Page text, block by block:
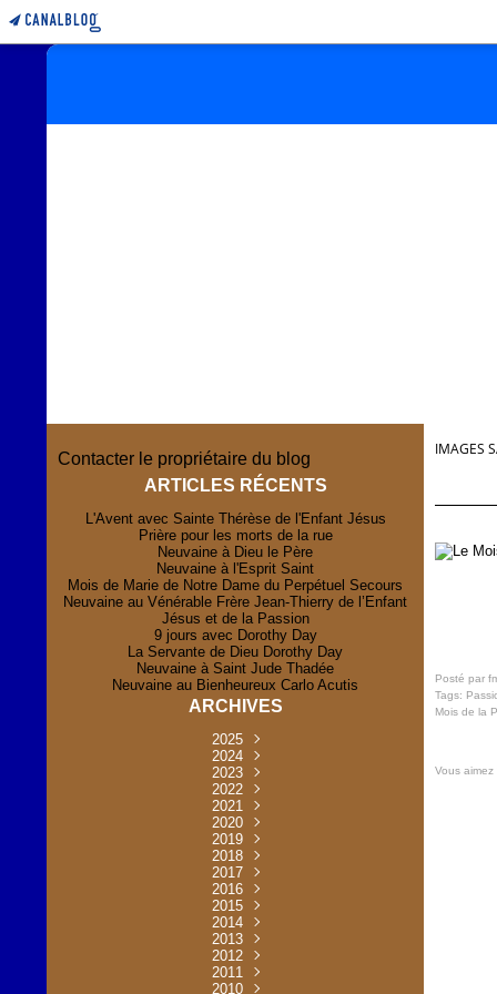
Contacter le propriétaire du blog
ARTICLES RÉCENTS
L'Avent avec Sainte Thérèse de l'Enfant Jésus
Prière pour les morts de la rue
Neuvaine à Dieu le Père
Neuvaine à l'Esprit Saint
Mois de Marie de Notre Dame du Perpétuel Secours
Neuvaine au Vénérable Frère Jean-Thierry de l’Enfant
Jésus et de la Passion
9 jours avec Dorothy Day
La Servante de Dieu Dorothy Day
Neuvaine à Saint Jude Thadée
Neuvaine au Bienheureux Carlo Acutis
ARCHIVES
2025
Novembre
Juillet(1)
Mai
(1)
Avril
(1)
Janvier(1)
2024
Novembre
Octobre
Août
(1)
Mai
(8)
Avril
(2)
Mars
(1)
Février(1)
Janvier(2)
2023
Décembre
Novembre
Octobre
Juin
(29)
Mai (31)
Avril
(2)
2022
Décembre
Novembre
Octobre
Août
(33)
Juillet
(32)
Juin
(1)
Mai (35)
Avril
(31)
Mars
(32)
Février(2)
Janvier(30)
2021
Décembre
Novembre
Octobre(30)
Septembre
Août
(30)
Juillet(2)
Mai (30)
Avril
(3)
2020
Décembre
Novembre
Octobre(17)
Septembre
Mai (30)
Avril
(13)
Mars
(1)
2019
Octobre
Mai (30)
Avril
(5)
Mars
(31)
Février(3)
2018
Décembre
Novembre
Octobre
Août
(2)
Juin
(5)
Mai (30)
Avril
(31)
Mars
(3)
2017
Décembre
Novembre
Octobre
Août
(30)
Juillet
(33)
Juin
(4)
Mai (32)
2016
Décembre
Novembre
Octobre
Septembre
Août
(2)
Juin
(4)
2015
Décembre
Novembre
Octobre
Septembre
Août
(4)
2014
Septembre
Août
(3)
Juillet(6)
Juin
(31)
2013
Décembre
Novembre
Octobre
2012
Décembre
Novembre
2011
Décembre
2010
IMAGES
Posté par
Tags:
Mois de la
Vous aimez